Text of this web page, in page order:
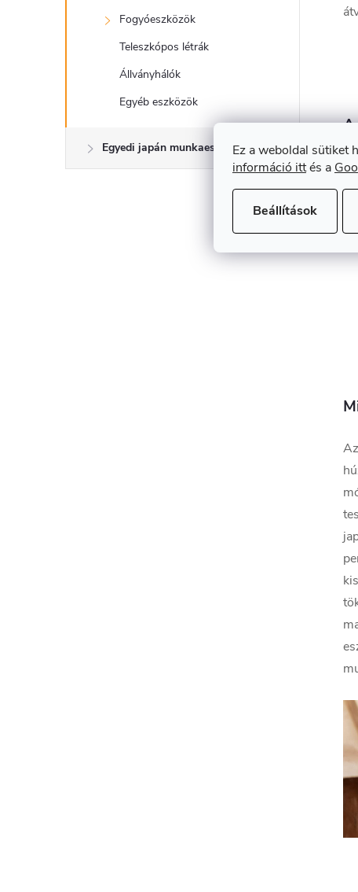
Ez a weboldal sütiket
információ ittés a
Beállítások
Fogyóeszközök
Teleszkópos létrák
Állványhálók
Egyéb eszközök
Egyedi japán munkaeszközök
A